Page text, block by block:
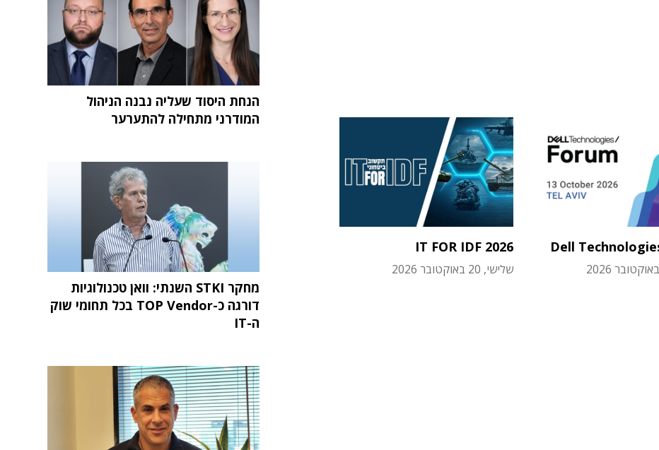
Dell
IT FOR IDF 2026
שלישי, 20 באוקטובר 2026
הנחת היסוד שעליה נבנה הניהול
המודרני מתחילה להתערער
מחקר STKI השנתי: וואן טכנולוגיות
דורגה כ-TOP Vendor בכל תחומי שוק
ה-IT